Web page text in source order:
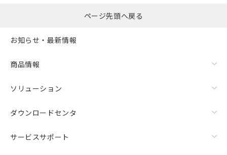
ページ先頭へ戻る
お知らせ・最新情報
商品情報
ソリューション
ダウンロードセンタ
サービスサポート